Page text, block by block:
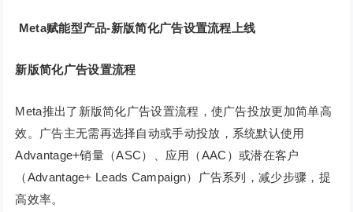
Meta赋能型产品-新版简化广告设置流程上线
新版简化广告设置流程
Meta推出了新版简化广告设置流程，使广告投放更加简单高
效。广告主无需再选择自动或手动投放，系统默认使用
Advantage+销量（ASC）、应用（AAC）或潜在客户
（Advantage+ Leads Campaign）广告系列，减少步骤，提
高效率。